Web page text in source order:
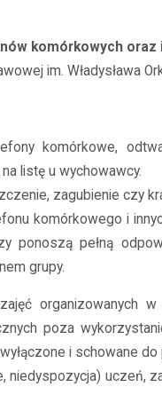
komórkowych
im. Władysława
komórkowe,
listę u wychowawcy.
zagubienie czy
komórkowego i
ponoszą pełną
grupy.
organizowanych
poza
i schowane
niedyspozycja) uczeń,